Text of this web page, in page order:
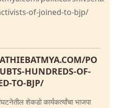
PO
HUNDREDS-OF-
TO-BJP/
शेकडो कार्यकर्त्यांचा भाजपा